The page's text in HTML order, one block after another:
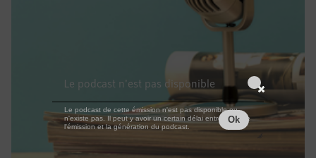
Le podcast n'est pas disponible
Le podcast de cette émission n'est pas disponible ou
n'existe pas. Il peut y avoir un certain délai entre la fin de
l'émission et la génération du podcast.
Ok